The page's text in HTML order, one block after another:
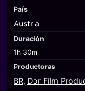
País
Austria
Duración
1h 30m
Productoras
BR, Dor Film